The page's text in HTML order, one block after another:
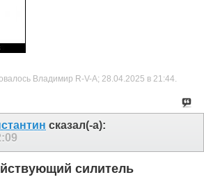
Владимир R-V-A; 28.04.2025 в 21:44
сказал(-а):
силитель